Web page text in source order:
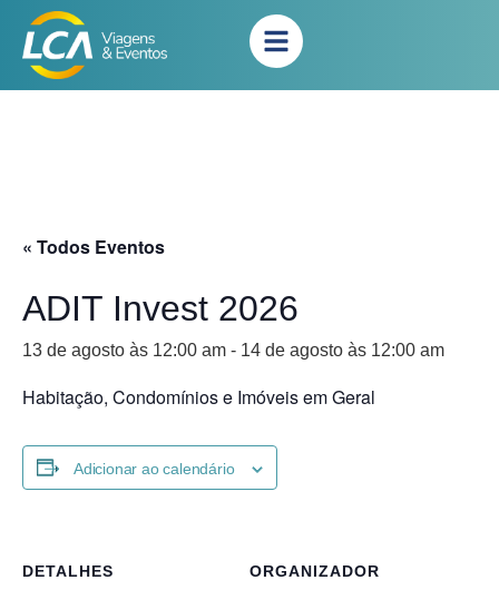
« Todos Eventos
ADIT Invest 2026
13 de agosto às 12:00 am - 14 de agosto às 12:00 am
Habitação, Condomínios e Imóveis em Geral
Adicionar ao calendário
DETALHES ORGANIZADOR